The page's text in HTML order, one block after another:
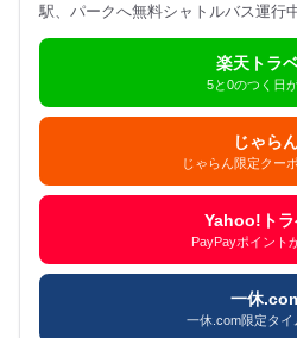
駅、パークへ無料シャトルバス運行
楽天トラ
5と0のつく日
じゃら
じゃらん限定クー
Yahoo!トラ
PayPayポイント
一休
一休.com限定タイ